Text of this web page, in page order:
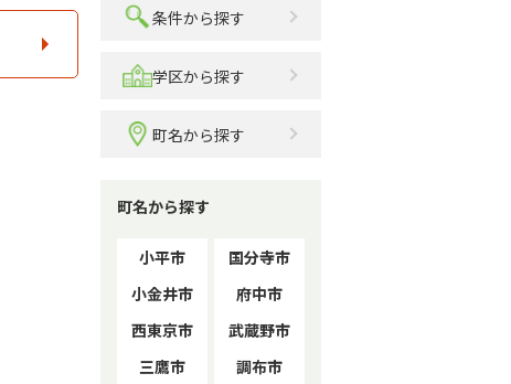
条件から探す
学区から探す
町名から探す
町名から探す
小平市
国分寺市
小金井市
府中市
西東京市
武蔵野市
三鷹市
調布市